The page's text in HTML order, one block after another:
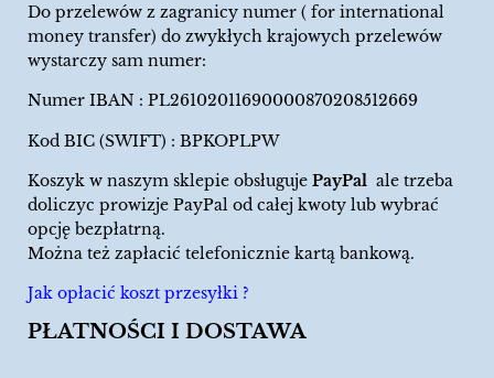
Do przelewów z zagranicy numer ( for international
money transfer) do zwykłych krajowych przelewów
wystarczy sam numer:
Numer IBAN : PL26102011690000870208512669
Kod BIC (SWIFT) : BPKOPLPW
Koszyk w naszym sklepie obsługuje PayPal ale trzeba
doliczyc prowizje PayPal od całej kwoty lub wybrać
opcję bezpłatrną.
Można też zapłacić telefonicznie kartą bankową.
Jak opłacić koszt przesyłki ?
PŁATNOŚCI I DOSTAWA